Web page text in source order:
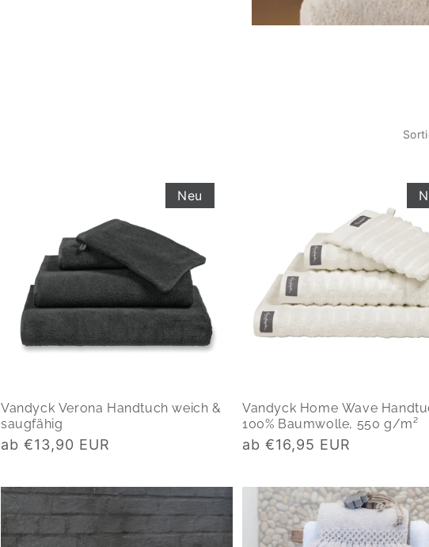
Vandyck Verona Handtuch weich &
saugfähig
Normaler
ab €13,90 EUR
Neu
Vandyck Home Wave
100% Baumwolle, 550 g/m²
Normaler
ab €16,95 EUR